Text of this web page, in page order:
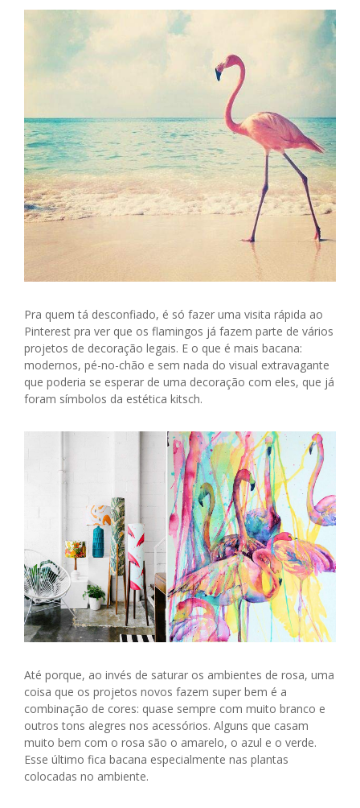
Pra quem tá desconfiado, é só fazer uma visita rápida ao
Pinterest pra ver que os flamingos já fazem parte de vários
projetos de decoração legais. E o que é mais bacana:
modernos, pé-no-chão e sem nada do visual extravagante
que poderia se esperar de uma decoração com eles, que já
foram símbolos da estética kitsch.
Até porque, ao invés de saturar os ambientes de rosa, uma
coisa que os projetos novos fazem super bem é a
combinação de cores: quase sempre com muito branco e
outros tons alegres nos acessórios. Alguns que casam
muito bem com o rosa são o amarelo, o azul e o verde.
Esse último fica bacana especialmente nas plantas
colocadas no ambiente.